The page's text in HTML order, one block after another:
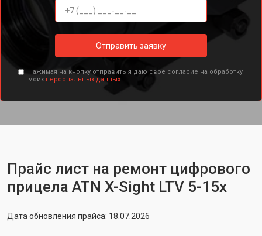
Отправить заявку
Нажимая на кнопку отправить я даю свое согласие на обработку
моих персональных данных.
Прайс лист на ремонт цифрового
прицела ATN X-Sight LTV 5-15x
Дата обновления прайса: 18.07.2026